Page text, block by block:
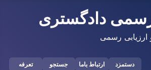
دادگستری
رسمی
دستمزد ارتباط باما جستجو تعرفه